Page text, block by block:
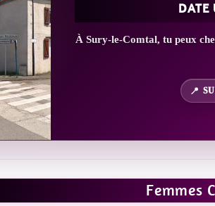
DATE
À Sury-le-Comtal, tu peux
Femmes